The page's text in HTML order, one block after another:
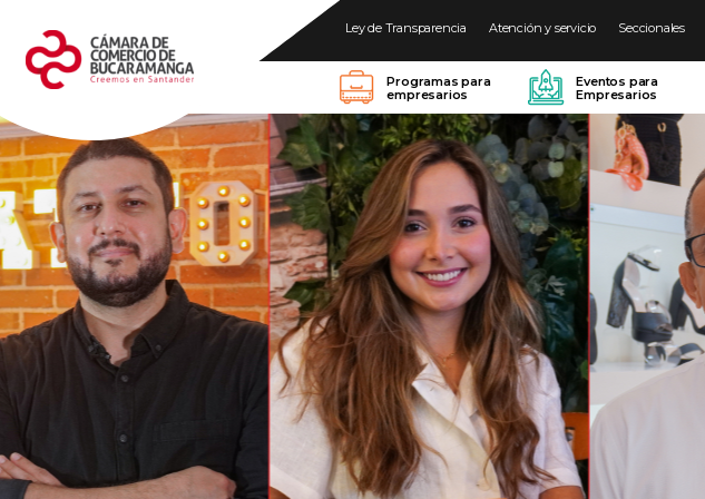
Ley de Transparencia Atención y servicio Seccionales
Programas para
empresarios
Eventos para
Empresarios